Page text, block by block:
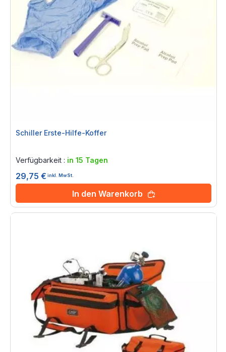
Schiller Erste-Hilfe-Koffer
Verfügbarkeit : in 15 Tagen
29,75 € inkl. MwSt.
In den Warenkorb